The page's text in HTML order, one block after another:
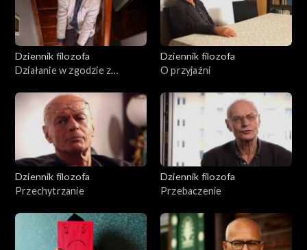
Dziennik filozofa
Działanie w zgodzie z
Dziennik filozofa
O przyjaźni
Dziennik filozofa
Przechytrzanie
Dziennik filozofa
Przebaczenie